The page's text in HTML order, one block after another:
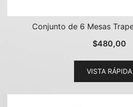
Conjunto de 6 Mesas
$480,00
VISTA RÁPIDA